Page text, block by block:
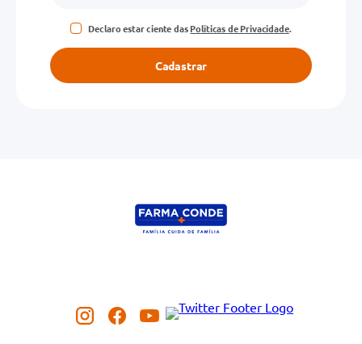
Declaro estar ciente dasPolíticas de Privacidade.
Cadastrar